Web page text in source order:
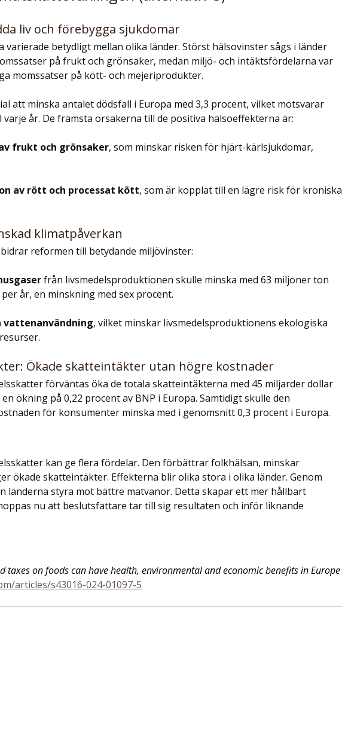
liv och förebygga sjukdomar
varierade betydligt mellan olika länder. Störst hälsovinster sågs i länder
på frukt och grönsaker, medan miljö- och intäktsfördelarna var
momssatser på kött- och mejeriprodukter.
att minska antalet dödsfall i Europa med 3,3 procent, vilket motsvarar
varje år. De främsta orsakerna till de positiva hälsoeffekterna är:
frukt och grönsaker, som minskar risken för hjärt-kärlsjukdomar,
av rött och processat kött, som är kopplat till en lägre risk för kroniska
klimatpåverkan
reformen till betydande miljövinster:
från livsmedelsproduktionen skulle minska med 63 miljoner ton
år, en minskning med sex procent.
vattenanvändning, vilket minskar livsmedelsproduktionens ekologiska
Ökade skatteintäkter utan högre kostnader
förväntas öka de totala skatteintäkterna med 45 miljarder dollar
ökning på 0,22 procent av BNP i Europa. Samtidigt skulle den
för konsumenter minska med i genomsnitt 0,3 procent i Europa.
kan ge flera fördelar. Den förbättrar folkhälsan, minskar
ökade skatteintäkter. Effekterna blir olika stora i olika länder. Genom
länderna styra mot bättre matvanor. Detta skapar ett mer hållbart
nu att beslutsfattare tar till sig resultaten och inför liknande
taxes on foods can have health, environmental and economic benefits in Europe
articles/s43016-024-01097-5